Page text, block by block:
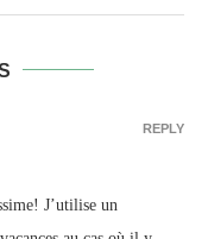
J’utilise un
REPLY